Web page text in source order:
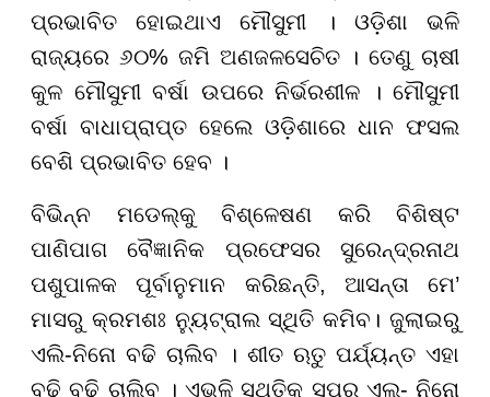
ପ୍ରଭାବିତ ହୋଇଥାଏ ମୌସୁମୀ । ଓଡ଼ିଶା ଭଳି
ରାଜ୍ୟରେ ୬୦% ଜମି ଅଣଜଳସେଚିତ । ତେଣୁ ଚାଷୀ
କୁଳ ମୌସୁମୀ ବର୍ଷା ଉପରେ ନିର୍ଭରଶୀଳ । ମୌସୁମୀ
ବର୍ଷା ବାଧାପ୍ରାପ୍ତ ହେଲେ ଓଡ଼ିଶାରେ ଧାନ ଫସଲ
ବେଶି ପ୍ରଭାବିତ ହେବ ।
ବିଭିନ୍ନ ମଡେଲ୍‌କୁ ବିଶ୍ଳେଷଣ କରି ବିଶିଷ୍ଟ
ପାଣିପାଗ ବୈଜ୍ଞାନିକ ପ୍ରଫେସର ସୁରେନ୍ଦ୍ରନାଥ
ପଶୁପାଳକ ପୂର୍ବାନୁମାନ କରିଛନ୍ତି, ଆସନ୍ତା ମେ’
ମାସରୁ କ୍ରମଶଃ ନ୍ୟୁଟ୍ରାଲ ସ୍ଥିତି କମିବ। ଜୁଲାଇରୁ
ଏଲି-ନିନୋ ବଢି ଚାଲିବ । ଶୀତ ଋତୁ ପର୍ଯ୍ୟନ୍ତ ଏହା
ବଢ଼ି ବଢ଼ି ଚାଲିବ । ଏଭଳି ସ୍ଥିତିକୁ ସୁପର ଏଲ୍- ନିନୋ